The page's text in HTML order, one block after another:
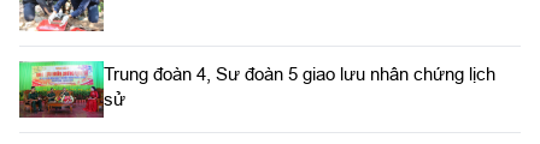
Trung đoàn 4, Sư đoàn 5 giao lưu nhân chứng lịch
sử